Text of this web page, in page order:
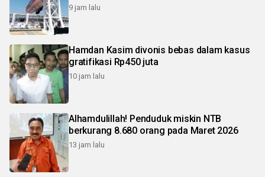
9 jam lalu
Hamdan Kasim divonis bebas dalam kasus
gratifikasi Rp450 juta
10 jam lalu
Alhamdulillah! Penduduk miskin NTB
berkurang 8.680 orang pada Maret 2026
13 jam lalu